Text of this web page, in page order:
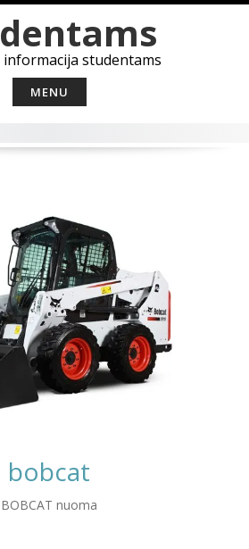
to
contentstudentams
MENU
bobcat
BOBCAT nuoma